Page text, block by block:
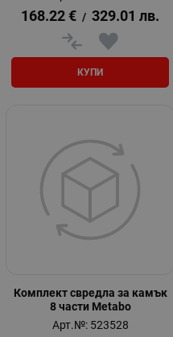
168.22 € / 329.01 лв.
КУПИ
Комплект свредла за камък
8 части Metabo
Арт.№: 523528